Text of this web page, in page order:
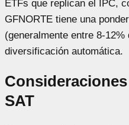
ETFs que replican el IPC,
GFNORTE tiene una
(generalmente entre 8-
diversificación automática.
SAT